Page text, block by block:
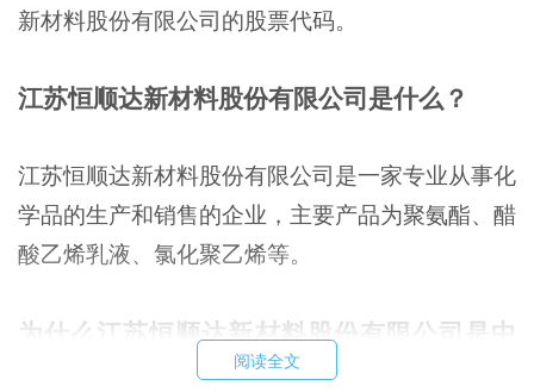
新材料股份有限公司的股票代码。
江苏恒顺达新材料股份有限公司是什么？
江苏恒顺达新材料股份有限公司是一家专业从事化
学品的生产和销售的企业，主要产品为聚氨酯、醋
酸乙烯乳液、氯化聚乙烯等。
为什么江苏恒顺达新材料股份有限公司是中
国出口龙头企业？
阅读全文